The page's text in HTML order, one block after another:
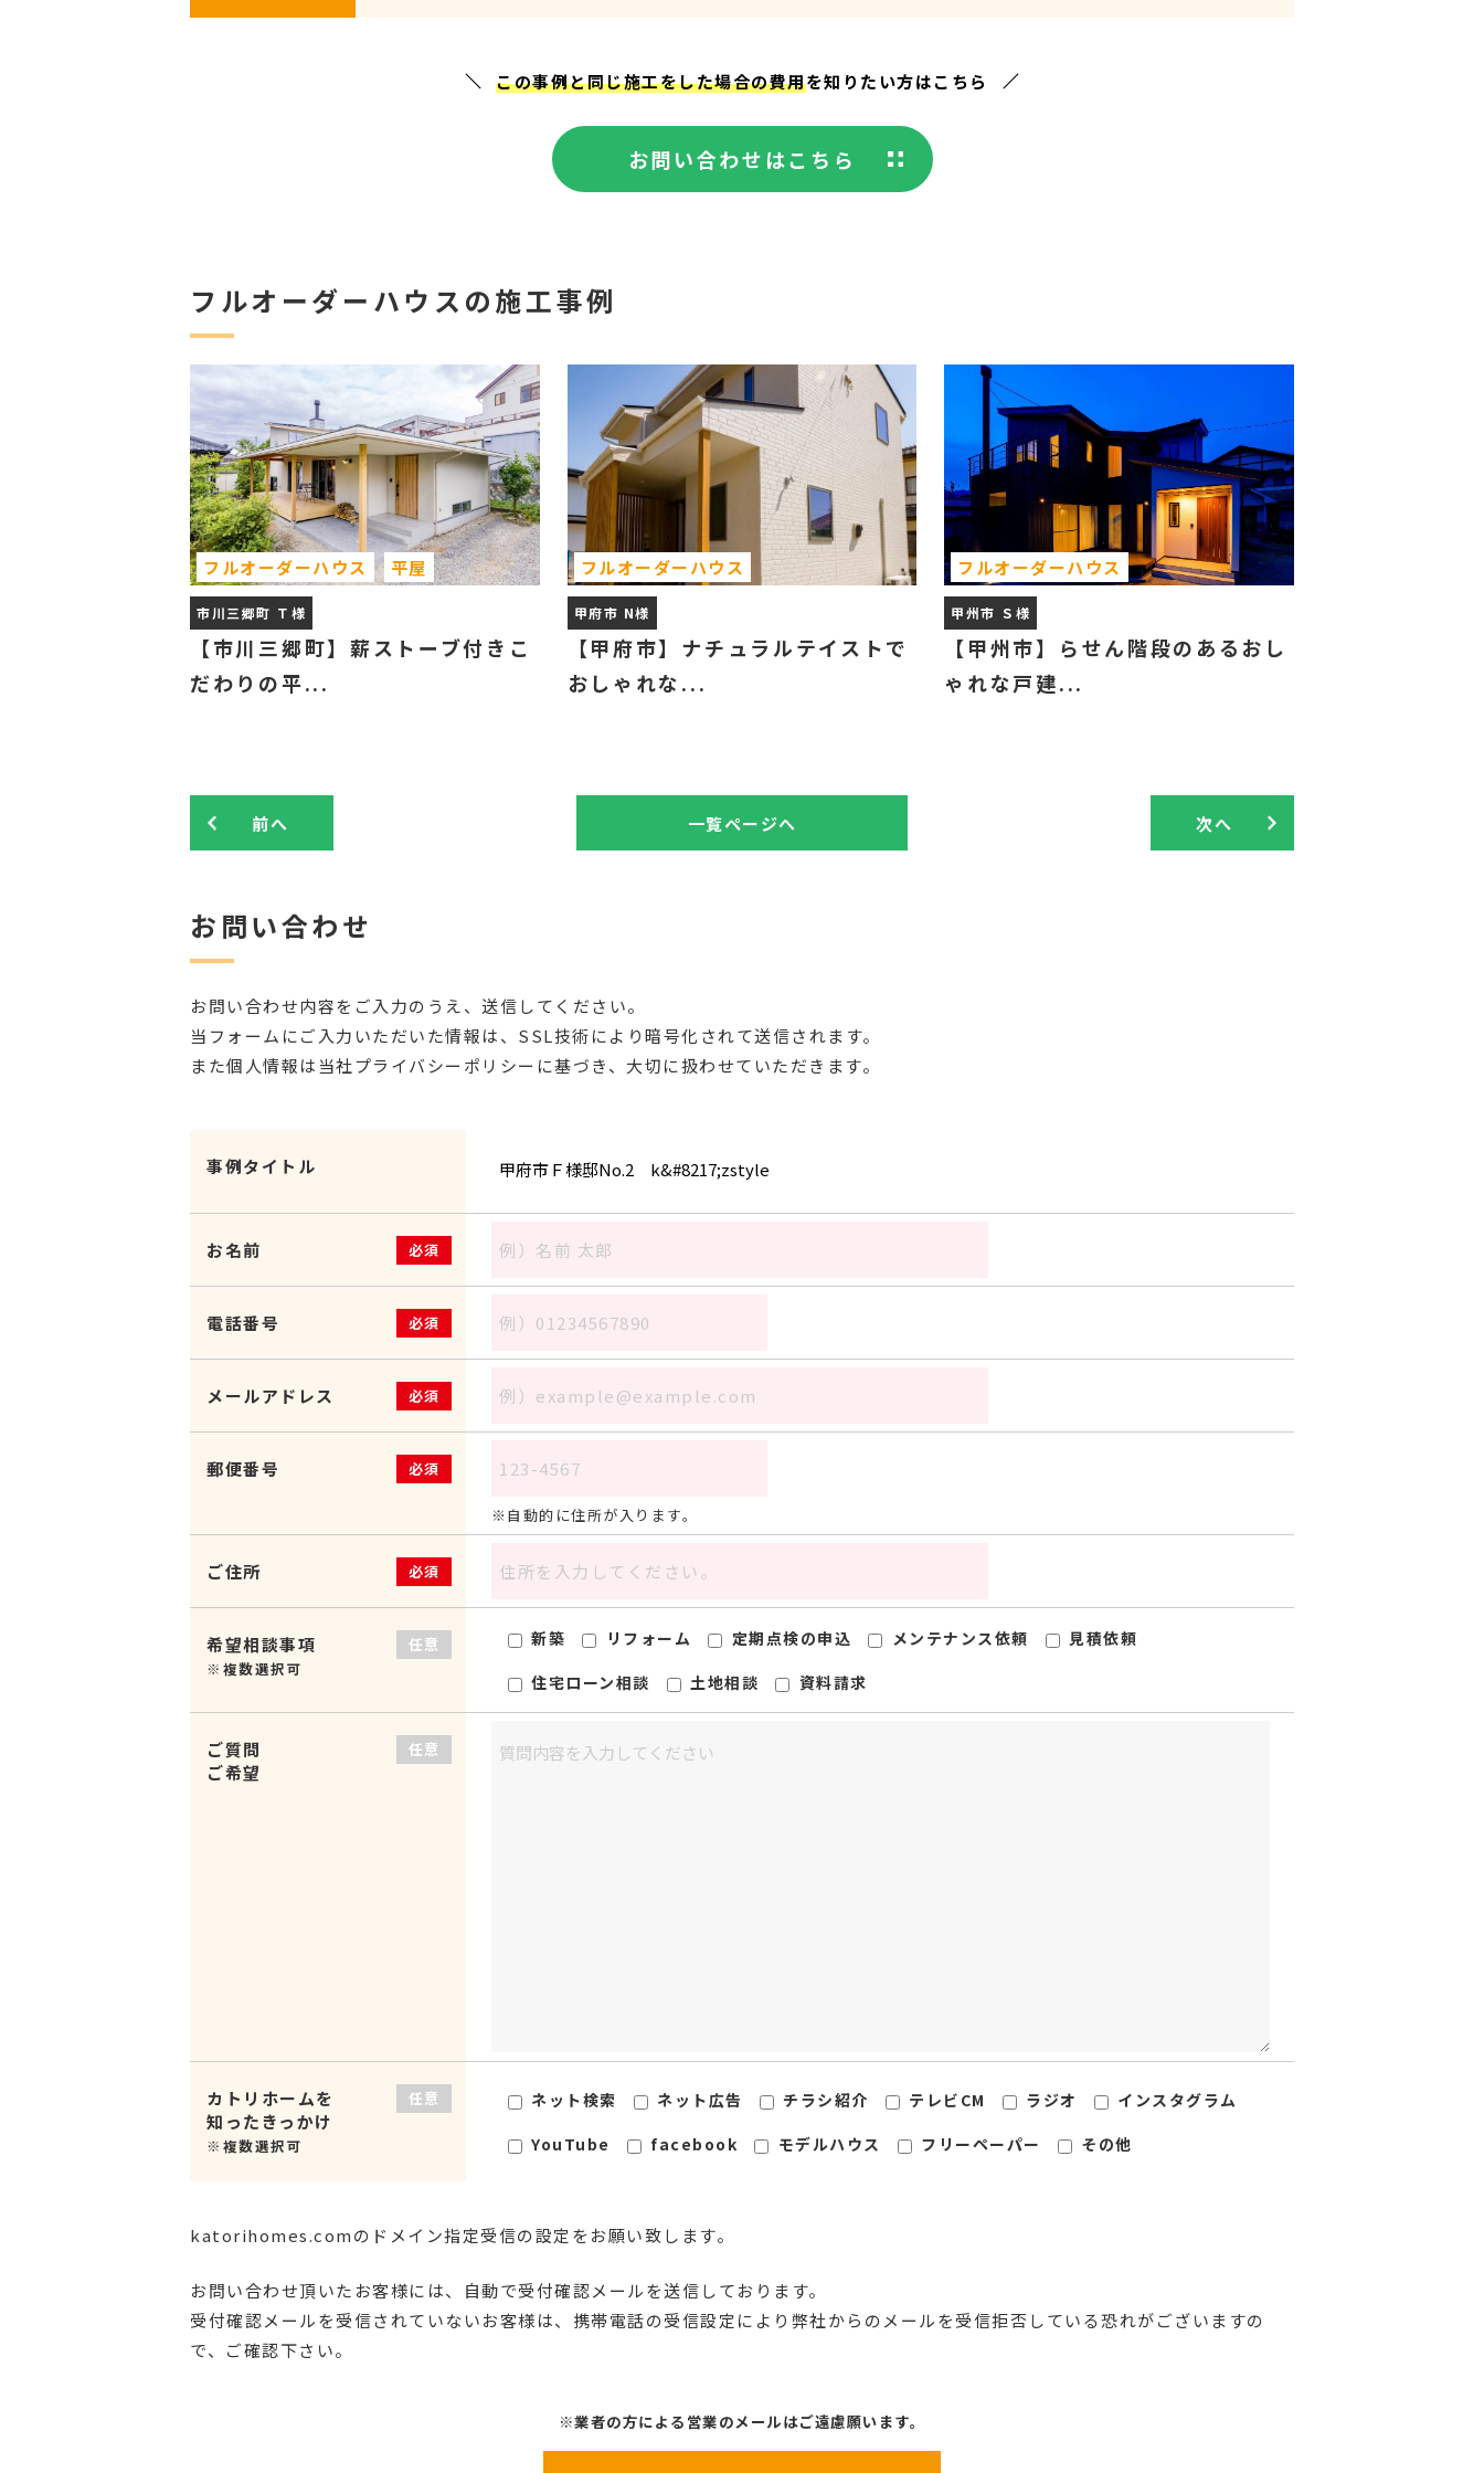
この事例と同じ施工をした場合の費用を知りたい方はこちら
お問い合わせはこちら
フルオーダーハウスの施工事例
市川三郷町 Ｔ様
【市川三郷町】薪ストーブ付きこ
だわりの平...
フルオーダーハウス 平屋
甲府市 N様
【甲府市】ナチュラルテイストで
おしゃれな...
フルオーダーハウス
甲州市 Ｓ様
【甲州市】らせん階段のあるおし
ゃれな戸建...
フルオーダーハウス
前へ 一覧ページへ 次へ
お問い合わせ
お問い合わせ内容をご入力のうえ、送信してください。
当フォームにご入力いただいた情報は、SSL技術により暗号化されて送信されます。
また個人情報は当社プライバシーポリシーに基づき、大切に扱わせていただきます。
事例タイトル
お名前 必須
電話番号 必須
メールアドレス 必須
郵便番号 必須
自動的に住所が入ります。
ご住所 必須
希望相談事項
※複数選択可
任意 新築 リフォーム 定期点検の申込 メンテナンス依頼
見積依頼
住宅ローン相談
土地相談 資料請求
ご質問
ご希望
任意
カトリホームを
知ったきっかけ
※複数選択可
任意 ネット検索 ネット広告 チラシ紹介 テレビCM ラジオ
インスタグラム
YouTube
facebook モデルハウス フリーペーパー その他
katorihomes.comのドメイン指定受信の設定をお願い致します。
お問い合わせ頂いたお客様には、自動で受付確認メールを送信しております。
受付確認メールを受信されていないお客様は、携帯電話の受信設定により弊社からのメールを受信拒否している恐れがございますの
で、ご確認下さい。
※業者の方による営業のメールはご遠慮願います。